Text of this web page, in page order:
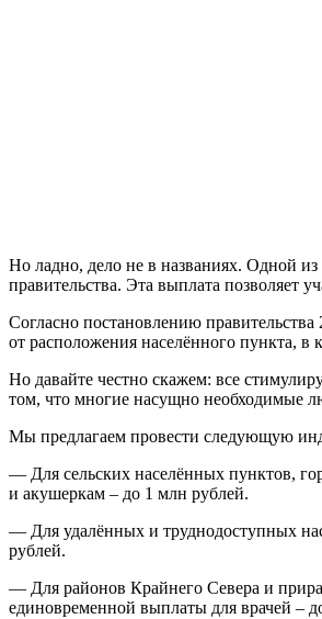
Но ладно, дело не в названиях. Одной
правительства. Эта выплата позволяет
Согласно постановлению
от расположения населённого пункта, в
Но давайте честно скажем: все
том, что многие насущно необходимые
Мы предлагаем провести следующую
— Для сельских населённых пунктов,
и акушеркам – до 1 млн рублей.
— Для удалённых и труднодоступных
рублей.
— Для районов Крайнего Севера и
единовременной выплаты для врачей –